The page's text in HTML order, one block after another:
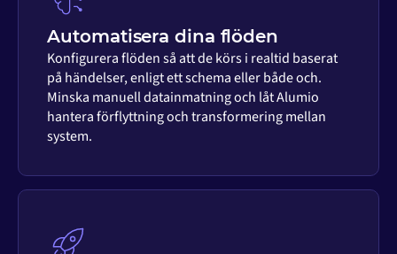
Automatisera dina flöden
Konfigurera flöden så att de körs i realtid baserat
på händelser, enligt ett schema eller både och.
Minska manuell datainmatning och låt Alumio
hantera förflyttning och transformering mellan
system.